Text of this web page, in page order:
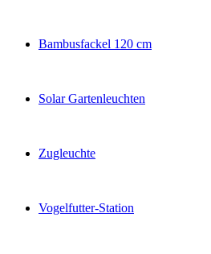
Bambusfackel 120 cm
Solar Gartenleuchten
Zugleuchte
Vogelfutter-Station